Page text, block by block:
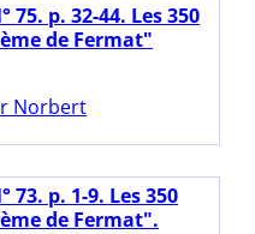
75. p. 32-44. Les 350
de Fermat"
Norbert
73. p. 1-9. Les 350
de Fermat".